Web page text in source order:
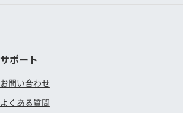
サポート
お問い合わせ
よくある質問